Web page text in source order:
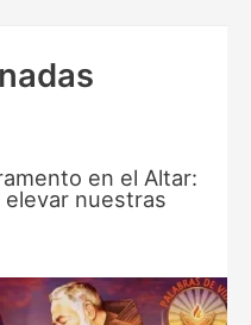
en el Altar:
elevar nuestras